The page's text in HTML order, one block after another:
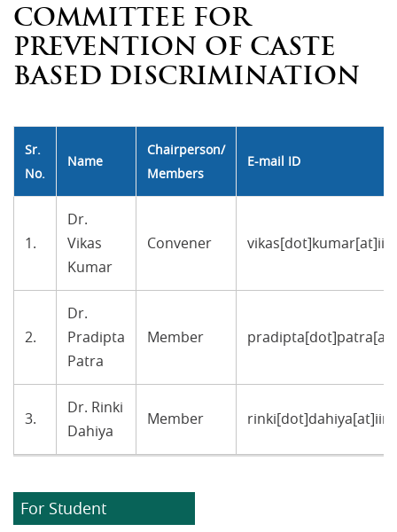
COMMITTEE FOR
PREVENTION OF CASTE
BASED DISCRIMINATION
Sr.
No.
Name
Chairperson/
Members
E-mail ID
1.
Dr.
Vikas
Kumar
Convener
2.
Dr.
Pradipta
Patra
Member
3.
Dr. Rinki
Dahiya
Member
For Student